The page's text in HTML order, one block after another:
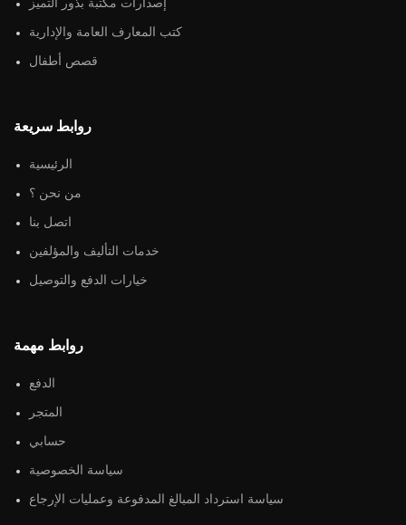
إصدارات مكتبة بذور التميز
كتب المعارف العامة والإدارية
قصص أطفال
روابط سريعة
الرئيسية
من نحن ؟
اتصل بنا
خدمات التأليف والمؤلفين
خيارات الدفع والتوصيل
روابط مهمة
الدفع
المتجر
حسابي
سياسة الخصوصية
سياسة استرداد المبالغ المدفوعة وعمليات الإرجاع